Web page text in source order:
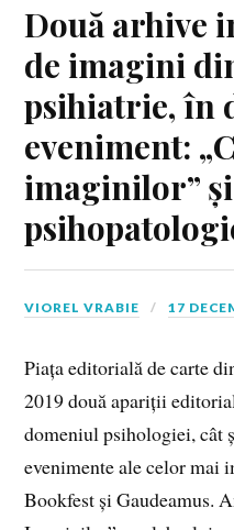
Două arhive
de imagini
psihiatrie, în
eveniment:
imaginilor”
VIOREL VRABIE 17
Piața editorială de carte
2019 două apariții
domeniul psihologiei, cât
evenimente ale celor mai
Bookfest și Gaudeamus.